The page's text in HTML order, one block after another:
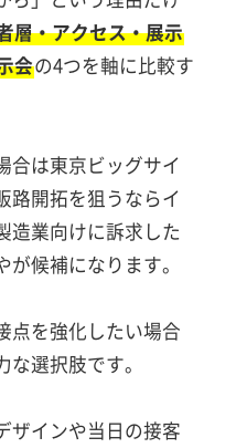
層・アクセス・展示
会の4つを軸に比較す
合は東京ビッグサイ
路開拓を狙うならイ
造業向けに訴求した
候補になります。
点を強化したい場合
選択肢です。
ザインや当日の接客